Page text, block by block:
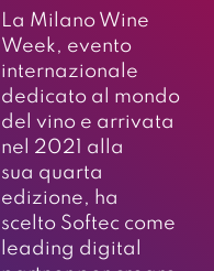
La Milano Wine
Week, evento
internazionale
dedicato al mondo
del vino e arrivata
nel 2021 alla
sua quarta
edizione, ha
scelto Softec come
leading digital